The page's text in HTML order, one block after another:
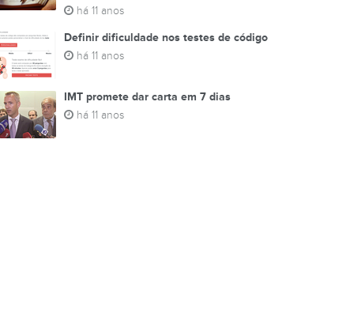
há 11 anos
Definir dificuldade nos testes de código
há 11 anos
IMT promete dar carta em 7 dias
há 11 anos